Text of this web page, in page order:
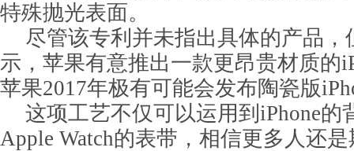
特殊抛光表面。
尽管该专利并未指出具体的产品，
示，苹果有意推出一款更昂贵材质的
苹果2017年极有可能会发布陶瓷版
这项工艺不仅可以运用到iPhone的
Apple Watch的表带，相信更多人还